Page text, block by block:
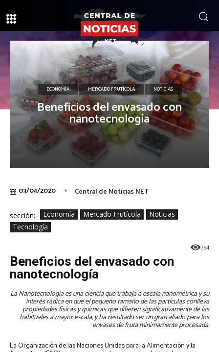
ECONOMÍA MERCADO FRUTÍCOLA NOTICIAS
Beneficios del envasado con
nanotecnología
03/04/2020 Central de Noticias NET
sección: Economía Mercado Frutícola
Noticias
Tecnología
764
Beneficios del envasado con
nanotecnología
La Nanotecnología es una ciencia que trabaja a escala nanométrica y su
interés radica en que el pequeño tamaño de las partículas conlleva
propiedades físicas y químicas que difieren significativamente de las
habituales a mayor escala, y ha resultado ser un gran aliado para los
envases de fruta mínimamente procesada.
La Organización de las Naciones Unidas para la Alimentación y la